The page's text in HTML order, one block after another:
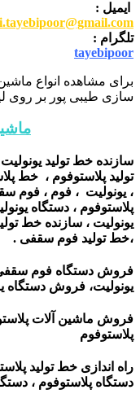
ایمیل :
تلگرام :
tayebipoor
برای مشاهده انواع
سازی طیبی پور بر روی
سازنده خط تولید
تولید پلاستوفوم ، خط
، یونولیت ، فوم ، فوم
پلاستوفوم ، دستگاه
یونولیت ، سازنده خط
،خط تولید فوم سقفی .
فروش دستگاه فوم سقفی
یونولیت، فروش دستگاه
فروش ماشین آلات
پلاستوفوم
راه اندازی خط تولید
دستگاه پلاستوفوم ،